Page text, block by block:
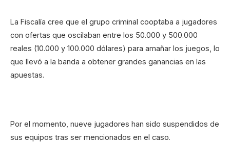
La Fiscalía cree que el grupo criminal cooptaba a jugadores
con ofertas que oscilaban entre los 50.000 y 500.000
reales (10.000 y 100.000 dólares) para amañar los juegos, lo
que llevó a la banda a obtener grandes ganancias en las
apuestas.
Por el momento, nueve jugadores han sido suspendidos de
sus equipos tras ser mencionados en el caso.